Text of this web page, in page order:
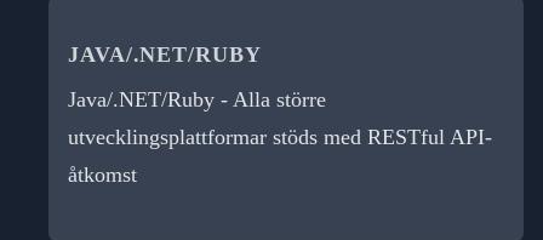
JAVA/.NET/RUBY
Java/.NET/Ruby - Alla större
utvecklingsplattformar stöds med RESTful API-
åtkomst